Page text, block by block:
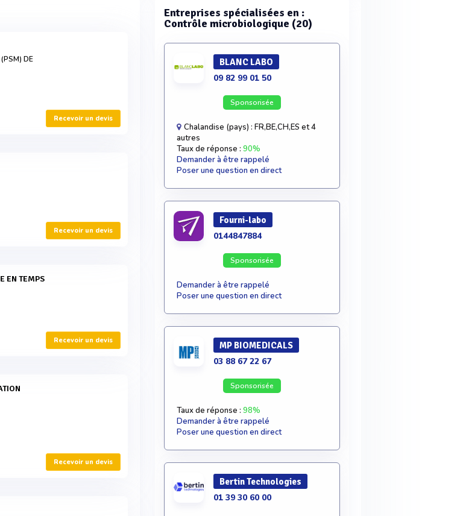
DE
Recevoir un devis
Recevoir un devis
Recevoir un devis
Recevoir un devis
Entreprises spécialisées en :
Contrôle microbiologique (20)
BLANC LABO
09 82 99 01 50
Sponsorisée
Chalandise (pays) : FR,BE,CH,ES et 4
autres
Taux de réponse : 90%
Demander à être rappelé
Poser une question en direct
Fourni-labo
0144847884
Sponsorisée
Demander à être rappelé
Poser une question en direct
MP BIOMEDICALS
03 88 67 22 67
Sponsorisée
Taux de réponse : 98%
Demander à être rappelé
Poser une question en direct
Bertin Technologies
01 39 30 60 00